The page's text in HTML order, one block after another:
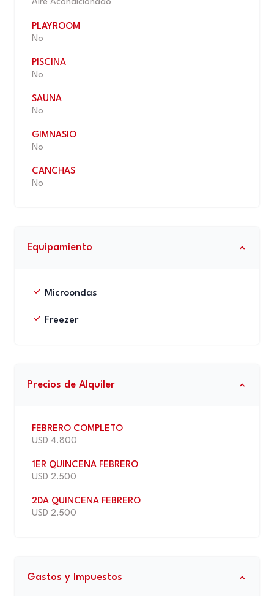
Aire Acondicionado
PLAYROOM
No
PISCINA
No
SAUNA
No
GIMNASIO
No
CANCHAS
No
Equipamiento
Microondas
Freezer
Precios de Alquiler
FEBRERO COMPLETO
USD 4.800
1ER QUINCENA FEBRERO
USD 2.500
2DA QUINCENA FEBRERO
USD 2.500
Gastos y Impuestos